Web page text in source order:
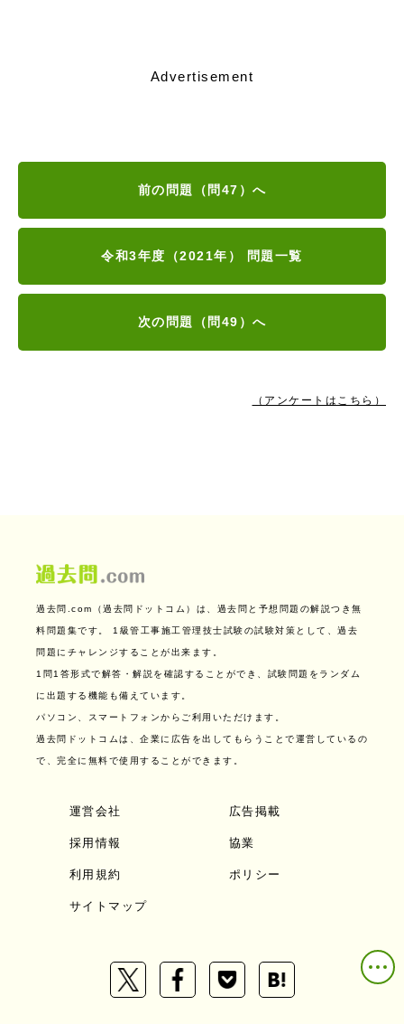
Advertisement
前の問題（問47）へ
令和3年度（2021年） 問題一覧
次の問題（問49）へ
（アンケートはこちら）
過去問.com（過去問ドットコム）は、過去問と予想問題の解説つき無
料問題集です。 1級管工事施工管理技士試験の試験対策として、過去
問題にチャレンジすることが出来ます。
1問1答形式で解答・解説を確認することができ、試験問題をランダム
に出題する機能も備えています。
パソコン、スマートフォンからご利用いただけます。
過去問ドットコムは、企業に広告を出してもらうことで運営しているの
で、完全に無料で使用することができます。
運営会社 広告掲載
採用情報 協業
利用規約 ポリシー
サイトマップ